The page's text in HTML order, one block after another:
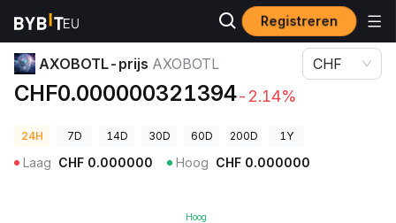
Registreren
Cryptoprijzen AXOBOTL-prijs AXOBOTL
AXOBOTL-prijs AXOBOTL
CHF0.000000321394-2.14%
CHF
24H 7D 14D 30D 60D 200D 1Y
Laag CHF 0.000000 Hoog CHF 0.000000